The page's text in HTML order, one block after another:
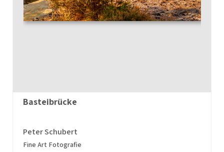
Basteibrücke
Peter Schubert
Fine Art Fotografie